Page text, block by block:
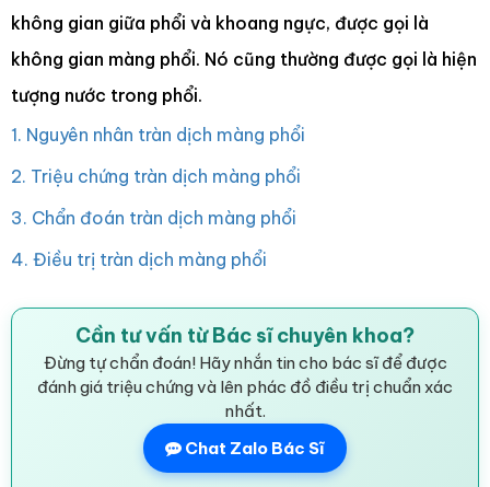
không gian giữa phổi và khoang ngực, được gọi là
không gian màng phổi. Nó cũng thường được gọi là hiện
tượng nước trong phổi.
1. Nguyên nhân tràn dịch màng phổi
2. Triệu chứng tràn dịch màng phổi
3. Chẩn đoán tràn dịch màng phổi
4. Điều trị tràn dịch màng phổi
Cần tư vấn từ Bác sĩ chuyên khoa?
Đừng tự chẩn đoán! Hãy nhắn tin cho bác sĩ để được
đánh giá triệu chứng và lên phác đồ điều trị chuẩn xác
nhất.
Chat Zalo Bác Sĩ